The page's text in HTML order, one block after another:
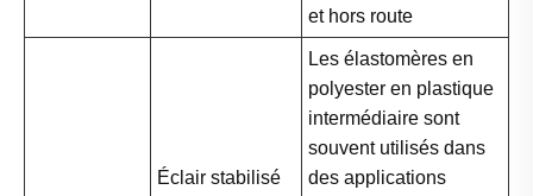
et hors route
Éclair stabilisé
Les élastomères en
polyester en plastique
intermédiaire sont
souvent utilisés dans
des applications